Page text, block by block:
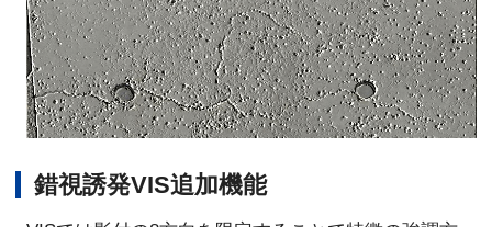
錯視誘発VIS追加機能